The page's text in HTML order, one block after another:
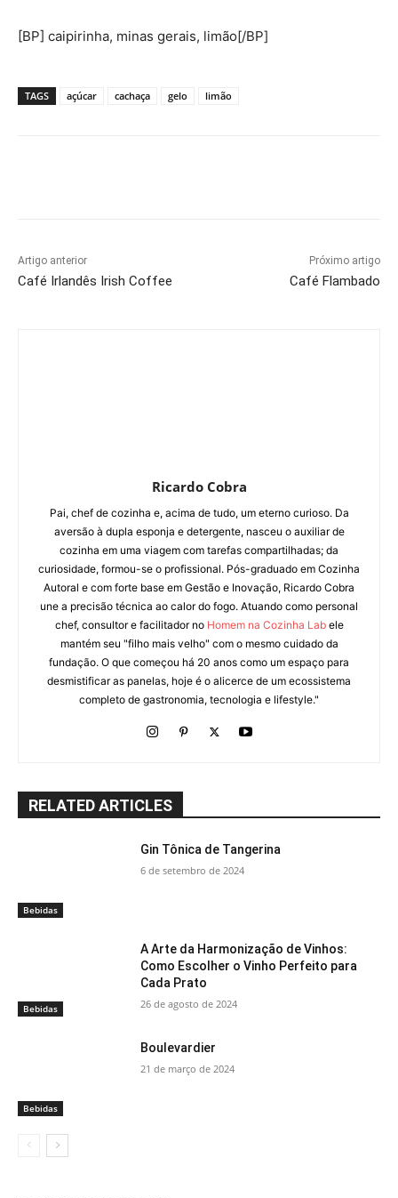
[BP] caipirinha, minas gerais, limão[/BP]
TAGS açúcar cachaça gelo limão
Artigo anterior
Café Irlandês Irish Coffee
Próximo artigo
Café Flambado
Ricardo Cobra
Pai, chef de cozinha e, acima de tudo, um eterno curioso. Da
aversão à dupla esponja e detergente, nasceu o auxiliar de
cozinha em uma viagem com tarefas compartilhadas; da
curiosidade, formou-se o profissional. Pós-graduado em Cozinha
Autoral e com forte base em Gestão e Inovação, Ricardo Cobra
une a precisão técnica ao calor do fogo. Atuando como personal
chef, consultor e facilitador no Homem na Cozinha Labele
mantém seu "filho mais velho" com o mesmo cuidado da
fundação. O que começou há 20 anos como um espaço para
desmistificar as panelas, hoje é o alicerce de um ecossistema
completo de gastronomia, tecnologia e lifestyle."
RELATED ARTICLES
Bebidas
Gin Tônica de Tangerina
6 de setembro de 2024
Bebidas
A Arte da Harmonização de Vinhos:
Como Escolher o Vinho Perfeito para
Cada Prato
26 de agosto de 2024
Bebidas
Boulevardier
21 de março de 2024